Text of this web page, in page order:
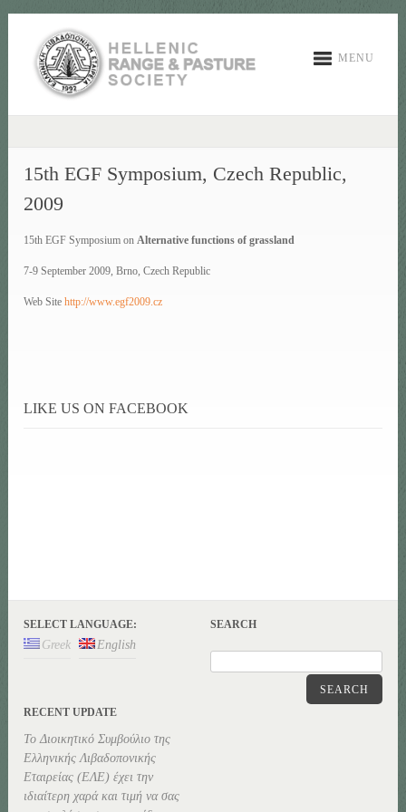
MENU
15th EGF Symposium, Czech Republic,
2009
15th EGF Symposium onAlternative functions of grassland
7-9 September 2009, Brno, Czech Republic
Web Sitehttp://www.egf2009.cz
LIKE US ON FACEBOOK
SELECT LANGUAGE:
Greek English
SEARCH
SEARCH
RECENT UPDATE
Το Διοικητικό Συμβούλιο της
Ελληνικής Λιβαδοπονικής
Εταιρείας (ΕΛΕ) έχει την
ιδιαίτερη χαρά και τιμή να σας